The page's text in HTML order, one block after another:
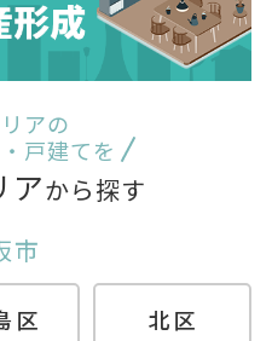
アの
戸建てを
アから探す
市
区 北区